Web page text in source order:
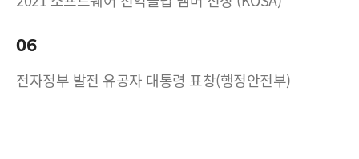
06
전자정부 발전 유공자 대통령 표창(행정안전부)